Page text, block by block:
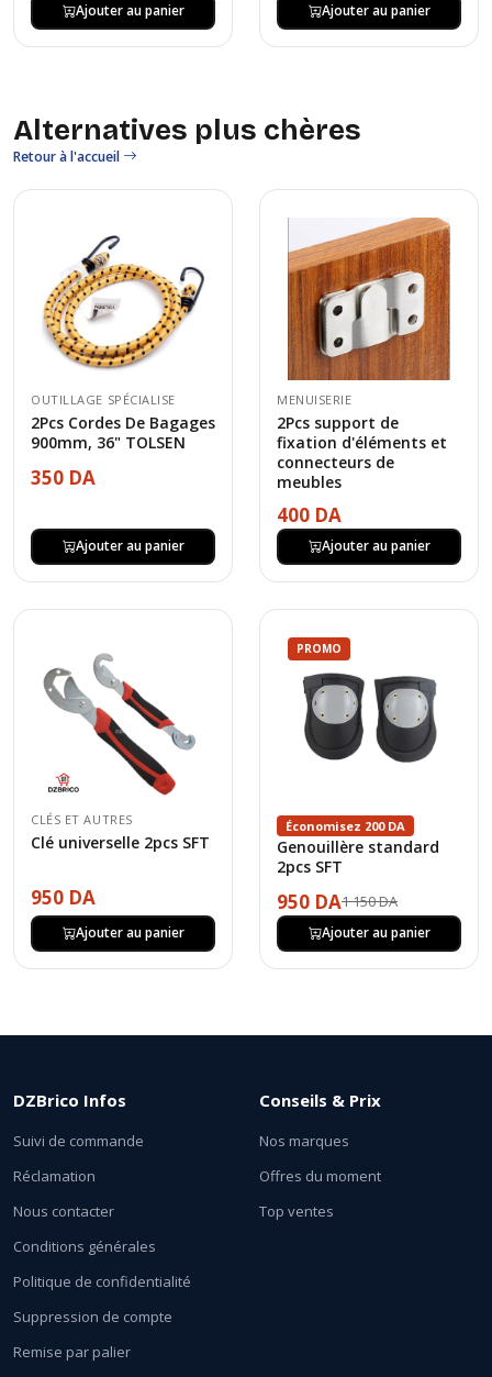
Ajouter au panier Ajouter au panier
Alternatives plus chères
Retour à l'accueil
OUTILLAGE SPÉCIALISE
2Pcs Cordes De Bagages
900mm, 36" TOLSEN
350 DA
Ajouter au panier
MENUISERIE
2Pcs support de
fixation d'éléments et
connecteurs de
meubles
400 DA
Ajouter au panier
CLÉS ET AUTRES
Clé universelle 2pcs SFT
950 DA
Ajouter au panier
PROMO
Économisez 200 DA
Genouillère standard
2pcs SFT
950 DA1 150 DA
Ajouter au panier
DZBrico Infos
Suivi de commande
Réclamation
Nous contacter
Conditions générales
Politique de confidentialité
Suppression de compte
Remise par palier
Conseils & Prix
Nos marques
Offres du moment
Top ventes